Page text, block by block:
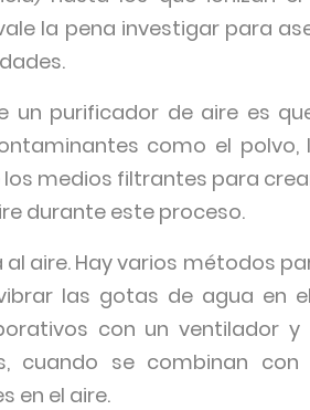
la pena investigar para
un purificador de aire es
como el polvo,
medios filtrantes para
durante este proceso.
aire. Hay varios métodos
las gotas de agua en
con un ventilador
cuando se combinan
en el aire.